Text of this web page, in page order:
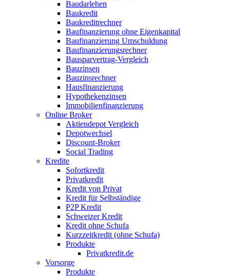
Baudarlehen
Baukredit
Baukreditrechner
Baufinanzierung ohne Eigenkapital
Baufinanzierung Umschuldung
Baufinanzierungsrechner
Bausparvertrag-Vergleich
Bauzinsen
Bauzinsrechner
Hausfinanzierung
Hypothekenzinsen
Immobilienfinanzierung
Online Broker
Aktiendepot Vergleich
Depotwechsel
Discount-Broker
Social Trading
Kredite
Sofortkredit
Privatkredit
Kredit von Privat
Kredit für Selbständige
P2P Kredit
Schweizer Kredit
Kredit ohne Schufa
Kurzzeitkredit (ohne Schufa)
Produkte
Privatkredit.de
Vorsorge
Produkte